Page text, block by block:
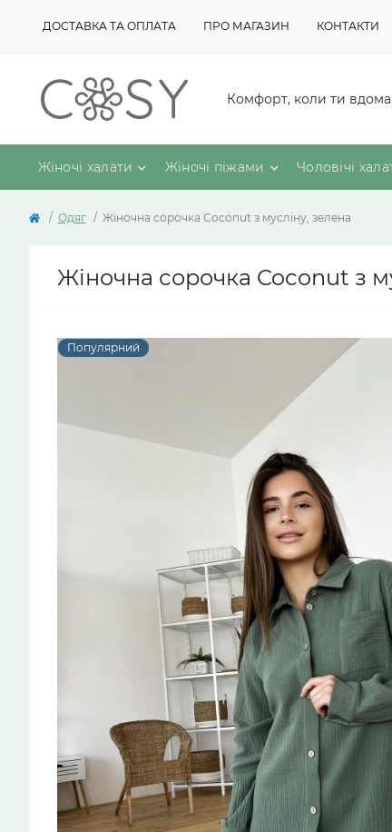
ДОСТАВКА ТА ОПЛАТА ПРО МАГАЗИН КОНТАКТИ
Комфорт, коли ти вдома
Жіночі халати Жіночі піжами Чоловічі
Одяг Жіночна сорочка Coconut з мусліну, зелена
Жіночна сорочка Coconut з
Популярний